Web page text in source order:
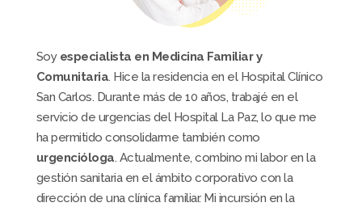
Soy especialista en Medicina Familiar y
Comunitaria. Hice la residencia en el Hospital Clínico
San Carlos. Durante más de 10 años, trabajé en el
servicio de urgencias del Hospital La Paz, lo que me
ha permitido consolidarme también como
urgencióloga. Actualmente, combino mi labor en la
gestión sanitaria en el ámbito corporativo con la
dirección de una clínica familiar. Mi incursión en la